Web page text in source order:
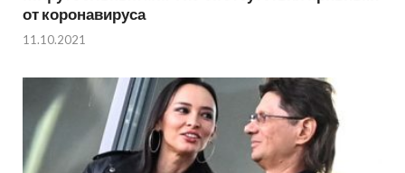
от коронавируса
11.10.2021